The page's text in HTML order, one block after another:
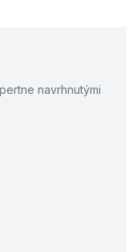
navrhnutými